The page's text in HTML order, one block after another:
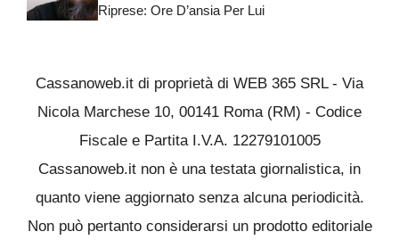
Riprese: Ore D’ansia Per Lui
Cassanoweb.it di proprietà di WEB 365 SRL - Via
Nicola Marchese 10, 00141 Roma (RM) - Codice
Fiscale e Partita I.V.A. 12279101005
Cassanoweb.it non è una testata giornalistica, in
quanto viene aggiornato senza alcuna periodicità.
Non può pertanto considerarsi un prodotto editoriale